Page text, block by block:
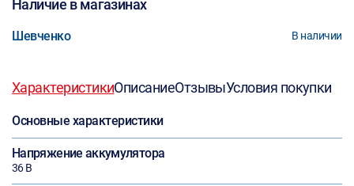
Наличие в магазинах
Шевченко В наличии
ХарактеристикиОписаниеОтзывыУсловия покупки
Основные характеристики
Напряжение аккумулятора
36 В